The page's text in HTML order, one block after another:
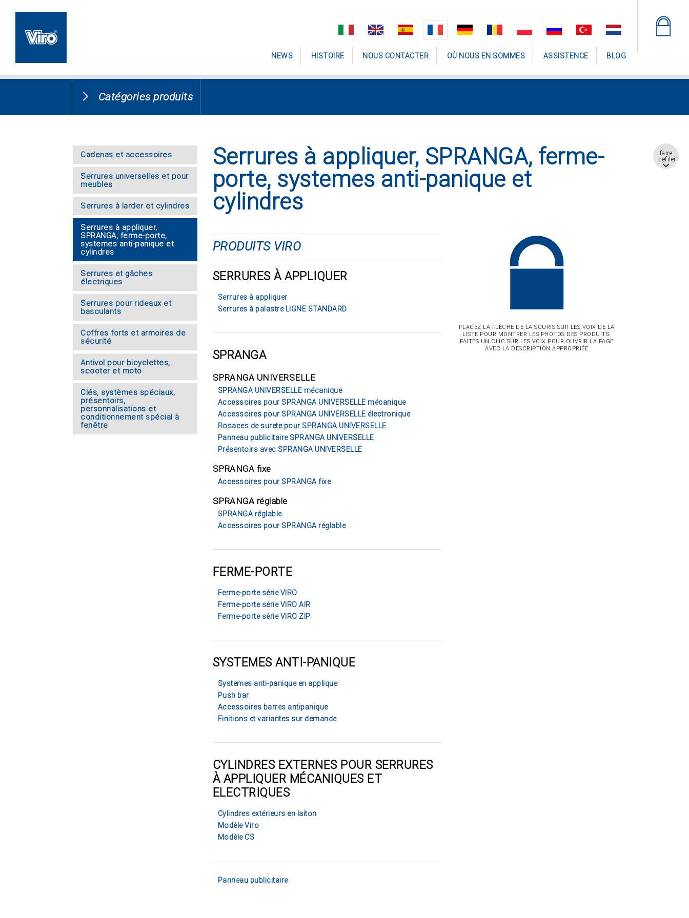
faire
défiler
NEWS HISTOIRE NOUS CONTACTER OÙ NOUS EN SOMMES ASSISTENCE BLOG
Catégories produits
Cadenas et accessoires
Serrures universelles et pour
meubles
Serrures à larder et cylindres
Serrures à appliquer,
SPRANGA, ferme-porte,
systemes anti-panique et
cylindres
Serrures et gâches
électriques
Serrures pour rideaux et
basculants
Coffres forts et armoires de
sécurité
Antivol pour bicyclettes,
scooter et moto
Clés, systèmes spéciaux,
présentoirs,
personnalisations et
conditionnement spécial à
fenêtre
Serrures à appliquer, SPRANGA, ferme-
porte, systemes anti-panique et
cylindres
PRODUITS VIRO
SERRURES À APPLIQUER
Serrures à appliquer
Serrures à palastre LIGNE STANDARD
SPRANGA
SPRANGA UNIVERSELLE
SPRANGA UNIVERSELLE mécanique
Accessoires pour SPRANGA UNIVERSELLE mécanique
Accessoires pour SPRANGA UNIVERSELLE électronique
Rosaces de surete pour SPRANGA UNIVERSELLE
Panneau publicitaire SPRANGA UNIVERSELLE
Présentoirs avec SPRANGA UNIVERSELLE
SPRANGA fixe
Accessoires pour SPRANGA fixe
SPRANGA réglable
SPRANGA réglable
Accessoires pour SPRANGA réglable
FERME-PORTE
Ferme-porte série VIRO
Ferme-porte série VIRO AIR
Ferme-porte série VIRO ZIP
SYSTEMES ANTI-PANIQUE
Systemes anti-panique en applique
Push bar
Accessoires barres antipanique
Finitions et variantes sur demande
CYLINDRES EXTERNES POUR SERRURES
À APPLIQUER MÉCANIQUES ET
ELECTRIQUES
Cylindres extérieurs en laiton
Modèle Viro
Modèle CS
Panneau publicitaire
PLACEZ LA FLÈCHE DE LA SOURIS SUR LES VOIX DE LA
LISTE POUR MONTRER LES PHOTOS DES PRODUITS.
FAITES UN CLIC SUR LES VOIX POUR OUVRIR LA PAGE
AVEC LA DESCRIPTION APPROPRIÉE